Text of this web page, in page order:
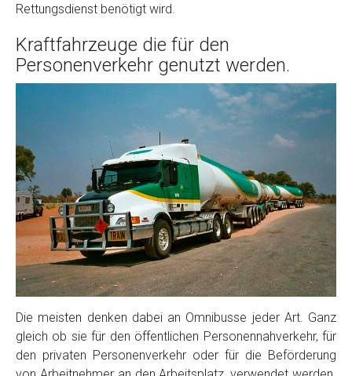
Rettungsdienst benötigt wird.
Kraftfahrzeuge die für den
Personenverkehr genutzt werden.
Die meisten denken dabei an Omnibusse jeder Art. Ganz
gleich ob sie für den öffentlichen Personennahverkehr, für
den privaten Personenverkehr oder für die Beförderung